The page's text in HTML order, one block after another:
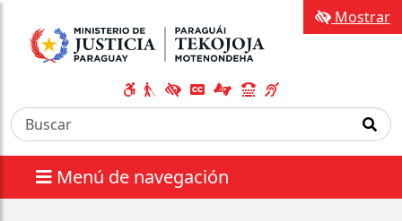
Menú de navegación
Mostrar